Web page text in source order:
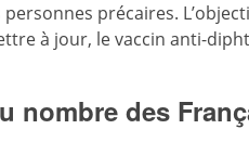
précaires.
à jour, le vaccin anti-
nombre des